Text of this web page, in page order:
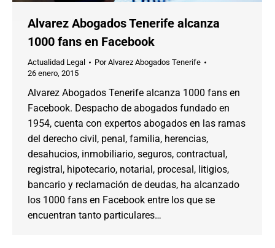
Alvarez Abogados Tenerife alcanza
1000 fans en Facebook
Actualidad Legal PorAlvarez Abogados Tenerife
26 enero, 2015
Alvarez Abogados Tenerife alcanza 1000 fans en
Facebook. Despacho de abogados fundado en
1954, cuenta con expertos abogados en las ramas
del derecho civil, penal, familia, herencias,
desahucios, inmobiliario, seguros, contractual,
registral, hipotecario, notarial, procesal, litigios,
bancario y reclamación de deudas, ha alcanzado
los 1000 fans en Facebook entre los que se
encuentran tanto particulares…